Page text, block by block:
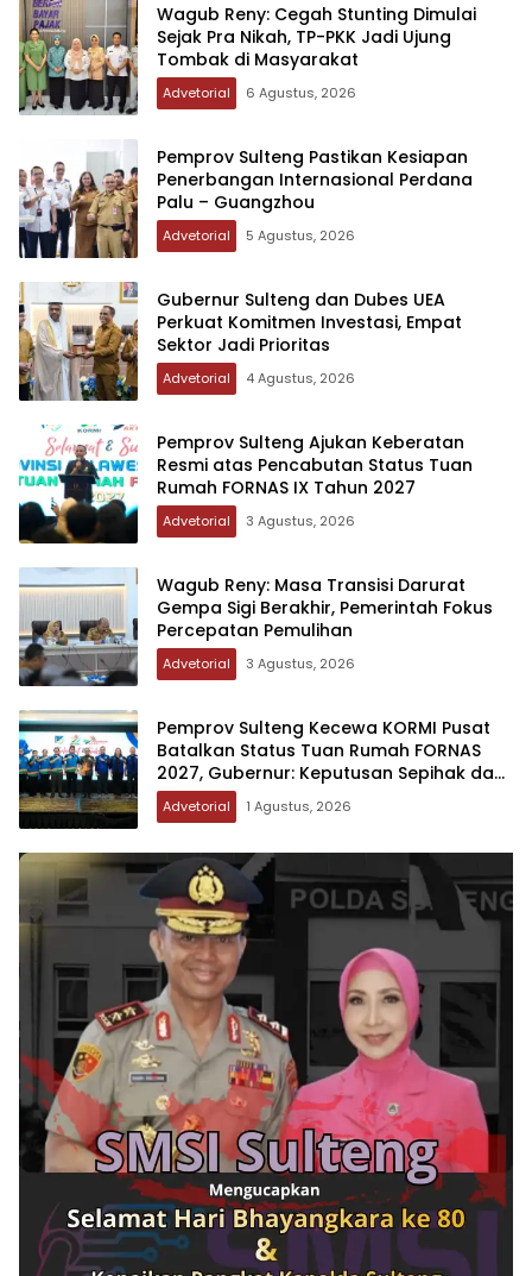
Wagub Reny: Cegah Stunting Dimulai
Sejak Pra Nikah, TP-PKK Jadi Ujung
Tombak di Masyarakat
Advetorial 6 Agustus, 2026
Pemprov Sulteng Pastikan Kesiapan
Penerbangan Internasional Perdana
Palu – Guangzhou
Advetorial 5 Agustus, 2026
Gubernur Sulteng dan Dubes UEA
Perkuat Komitmen Investasi, Empat
Sektor Jadi Prioritas
Advetorial 4 Agustus, 2026
Pemprov Sulteng Ajukan Keberatan
Resmi atas Pencabutan Status Tuan
Rumah FORNAS IX Tahun 2027
Advetorial 3 Agustus, 2026
Wagub Reny: Masa Transisi Darurat
Gempa Sigi Berakhir, Pemerintah Fokus
Percepatan Pemulihan
Advetorial 3 Agustus, 2026
Pemprov Sulteng Kecewa KORMI Pusat
Batalkan Status Tuan Rumah FORNAS
2027, Gubernur: Keputusan Sepihak dan
Tanpa Koordinasi
Advetorial 1 Agustus, 2026